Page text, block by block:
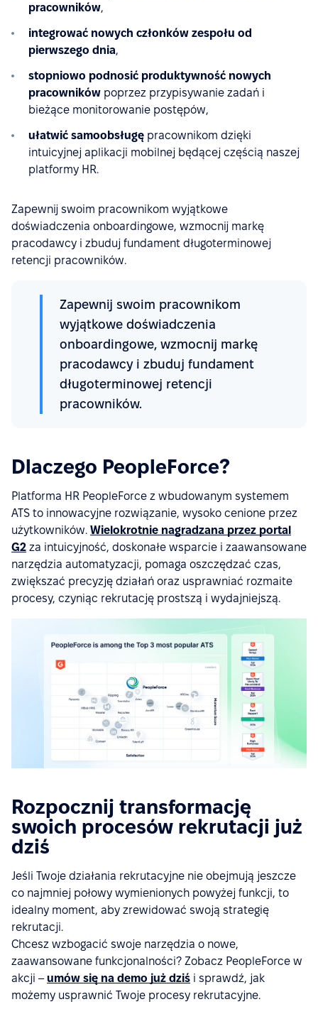
pracowników,
integrować nowych członków zespołu od
pierwszego dnia,
stopniowo podnosić produktywność nowych
pracowników poprzez przypisywanie zadań i
bieżące monitorowanie postępów,
ułatwić samoobsługę pracownikom dzięki
intuicyjnej aplikacji mobilnej będącej częścią naszej
platformy HR.
Zapewnij swoim pracownikom wyjątkowe
doświadczenia onboardingowe, wzmocnij markę
pracodawcy i zbuduj fundament długoterminowej
retencji pracowników.
Zapewnij swoim pracownikom
wyjątkowe doświadczenia
onboardingowe, wzmocnij markę
pracodawcy i zbuduj fundament
długoterminowej retencji
pracowników.
Dlaczego PeopleForce?
Platforma HR PeopleForce z wbudowanym systemem
ATS to innowacyjne rozwiązanie, wysoko cenione przez
użytkowników. Wielokrotnie nagradzana przez portal
G2 za intuicyjność, doskonałe wsparcie i zaawansowane
narzędzia automatyzacji, pomaga oszczędzać czas,
zwiększać precyzję działań oraz usprawniać rozmaite
procesy, czyniąc rekrutację prostszą i wydajniejszą.
Rozpocznij transformację
swoich procesów rekrutacji już
dziś
Jeśli Twoje działania rekrutacyjne nie obejmują jeszcze
co najmniej połowy wymienionych powyżej funkcji, to
idealny moment, aby zrewidować swoją strategię
rekrutacji.
Chcesz wzbogacić swoje narzędzia o nowe,
zaawansowane funkcjonalności? Zobacz PeopleForce w
akcji –umów się na demo już dziś i sprawdź, jak
możemy usprawnić Twoje procesy rekrutacyjne.